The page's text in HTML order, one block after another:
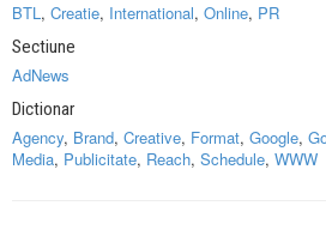
BTL, Creatie, International, Online, PR
Sectiune
AdNews
Dictionar
Agency, Brand, Creative, Format, Google,
Media, Publicitate, Reach, Schedule, WWW